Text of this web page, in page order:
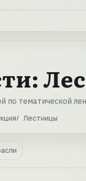
по тематической
Лестницы